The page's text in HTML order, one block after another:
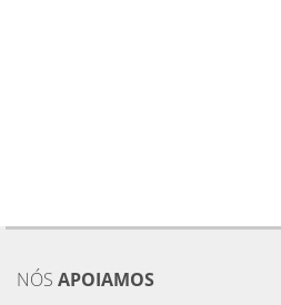
NÓS APOIAMOS